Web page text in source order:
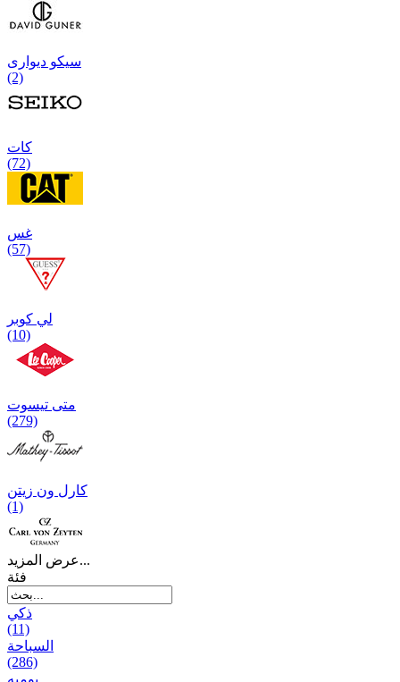
سیکو دیواری
(2)
كات
(72)
غس
(57)
لي كوبر
(10)
متی تیسوت
(279)
کارل ون زیتن
(1)
عرض المزيد...
فئة
ذكي
(11)
السباحة
(286)
يومیه